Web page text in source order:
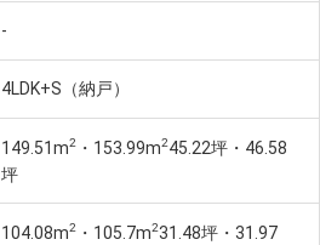
-
4LDK+S（納戸）
149.51m2 ・153.99m245.22坪・46.58
坪
104.08m2 ・105.7m231.48坪・31.97